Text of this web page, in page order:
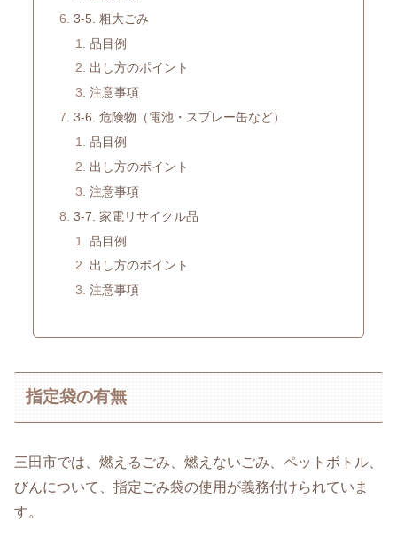
3-5. 粗大ごみ
品目例
出し方のポイント
注意事項
3-6. 危険物（電池・スプレー缶など）
品目例
出し方のポイント
注意事項
3-7. 家電リサイクル品
品目例
出し方のポイント
注意事項
指定袋の有無
三田市では、燃えるごみ、燃えないごみ、ペットボトル、
びんについて、指定ごみ袋の使用が義務付けられていま
す。